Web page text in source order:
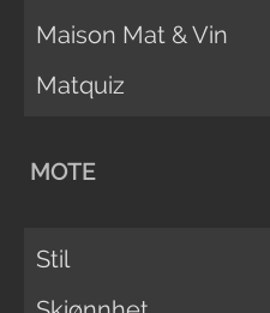
Maison Mat & Vin
Matquiz
MOTE
Stil